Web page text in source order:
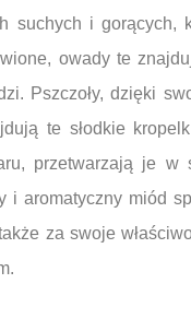
suchych i gorących,
owady te
Pszczoły, dzięki
te słodkie
przetwarzają je
i aromatyczny miód
za swoje